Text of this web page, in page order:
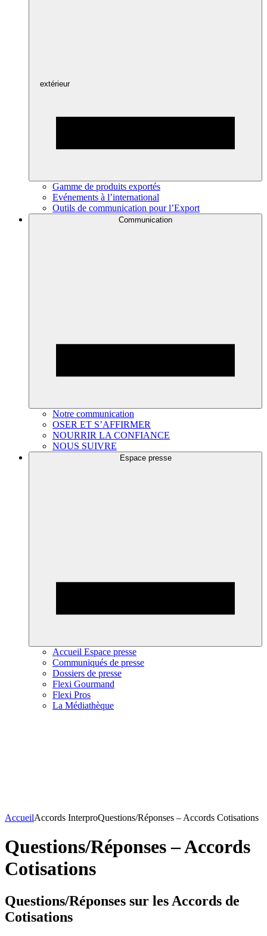
extérieur
Gamme de produits exportés
Evénements à l’international
Outils de communication pour l’Export
Communication
Notre communication
OSER ET S’AFFIRMER
NOURRIR LA CONFIANCE
NOUS SUIVRE
Espace presse
Accueil Espace presse
Communiqués de presse
Dossiers de presse
Flexi Gourmand
Flexi Pros
La Médiathèque
AccueilAccords InterproQuestions/Réponses – Accords Cotisations
Questions/Réponses – Accords
Cotisations
Questions/Réponses sur les Accords de
Cotisations